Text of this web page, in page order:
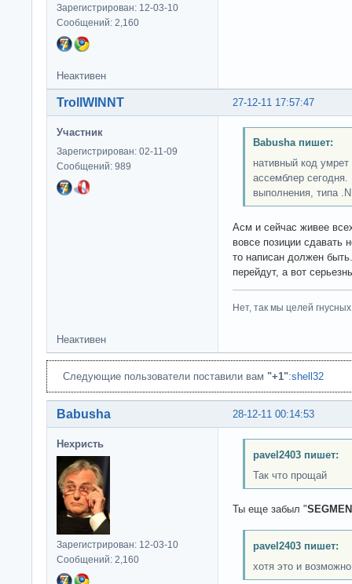
Зарегистрирован: 12-03-10
Сообщений: 2,160
Неактивен
27-12-11 17:57:47
TrollWINNT
Участник
Зарегистрирован: 02-11-09
Сообщений: 989
Babusha пишет:
нативный код умрет
ассемблер
выполнения, типа
Асм и сейчас живее
вовсе позиции сдавать
то написан должен
перейдут, а вот
Нет, так мы целей
Неактивен
Следующие пользователи поставили вам "+1":shell32
28-12-11 00:14:53
Babusha
Нехристь
Зарегистрирован: 12-03-10
Сообщений: 2,160
pavel2403 пишет:
Так что прощай
Ты еще забыл "
pavel2403 пишет:
хотя это и возможно